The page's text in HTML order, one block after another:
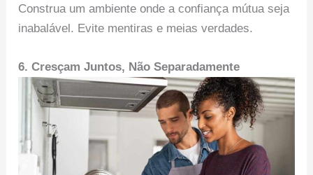
Construa um ambiente onde a confiança mútua seja
inabalável. Evite mentiras e meias verdades.
6. Cresçam Juntos, Não Separadamente